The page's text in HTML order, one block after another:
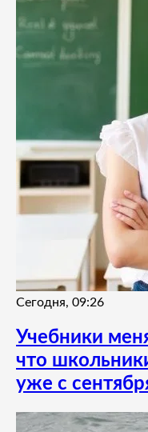
Сегодня, 09:26
Учебники
что
уже с